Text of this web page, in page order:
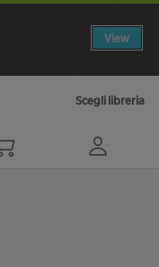
View
Scegli libreria